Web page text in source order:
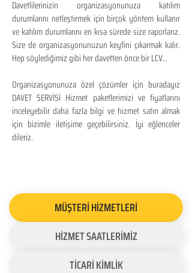
Davetlilerinizin organizasyonunuza katılım
durumlarını netleştirmek için birçok yöntem kullanır
ve katılım durumlarını en kısa sürede size raporlarız.
Size de organizasyonunuzun keyfini çıkarmak kalır.
Hep söylediğimiz gibi her davetten önce bir LCV...
Organizasyonunuza özel çözümler için buradayız
DAVET SERVİSİ Hizmet paketlerimizi ve fiyatlarını
inceleyebilir daha fazla bilgi ve hizmet satın almak
için bizimle iletişime geçebilirsiniz. İyi eğlenceler
dileriz.
MÜŞTERİ HİZMETLERİ
HİZMET SAATLERİMİZ
TİCARİ KİMLİK